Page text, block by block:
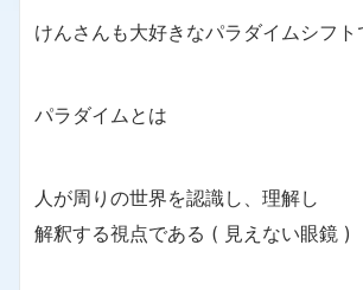
けんさんも大好きなパラダイムシフト
パラダイムとは
人が周りの世界を認識し、理解し
解釈する視点である ( 見えない眼鏡 )